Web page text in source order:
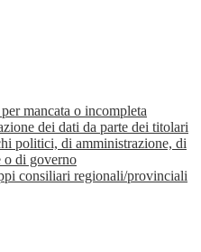
mancata o incompleta
dei dati da parte dei titolari
politici, di amministrazione, di
o di governo
consiliari regionali/provinciali